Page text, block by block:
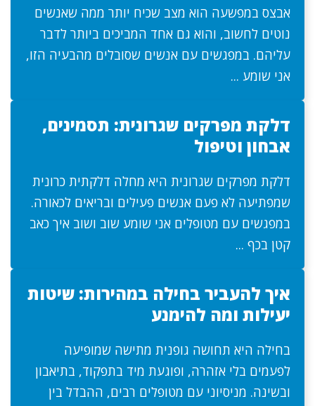
אבצס במפשעה הוא מצב שכיח יותר ממה שאנשים
נוטים לחשוב, והוא גם אחד המביכים ביותר לדבר
עליהם. במפגשים עם אנשים שסובלים מהבעיה הזו,
אני שומע ...
דלקת מפרקים שגרונית: תסמינים,
אבחון וטיפול
דלקת מפרקים שגרונית היא מחלה דלקתית כרונית
שמפתיעה לא פעם אנשים פעילים ובריאים לכאורה.
במפגשים עם מטופלים אני שומע שוב ושוב איך כאב
קטן בכף ...
איך להעביר בחילה במהירות: שיטות
יעילות ומה להימנע
בחילה היא תחושה גופנית מתישה שמופיעה
לפעמים בלי אזהרה, ופוגעת מיד בתפקוד, בתיאבון
ובשינה. מניסיוני עם מטופלים רבים, ההבדל בין